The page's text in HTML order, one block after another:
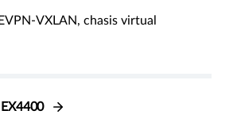
EVPN-VXLAN, chasis virtual